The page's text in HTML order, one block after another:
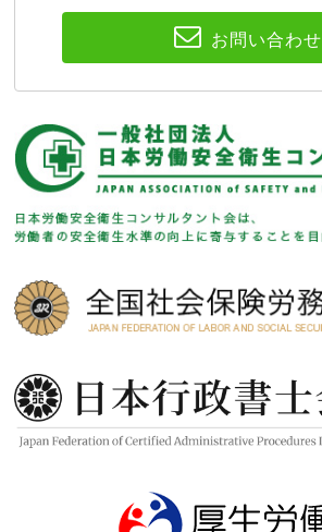
お問い合わせ